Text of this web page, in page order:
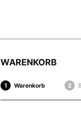
WARENKORB
Warenkorb